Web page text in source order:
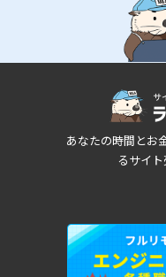
あなたの時間とお
るサイ